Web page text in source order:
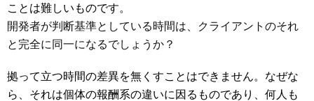
ことは難しいものです。
開発者が判断基準としている時間は、クライアントのそれ
と完全に同一になるでしょうか？
拠って立つ時間の差異を無くすことはできません。なぜな
ら、それは個体の報酬系の違いに因るものであり、何人も